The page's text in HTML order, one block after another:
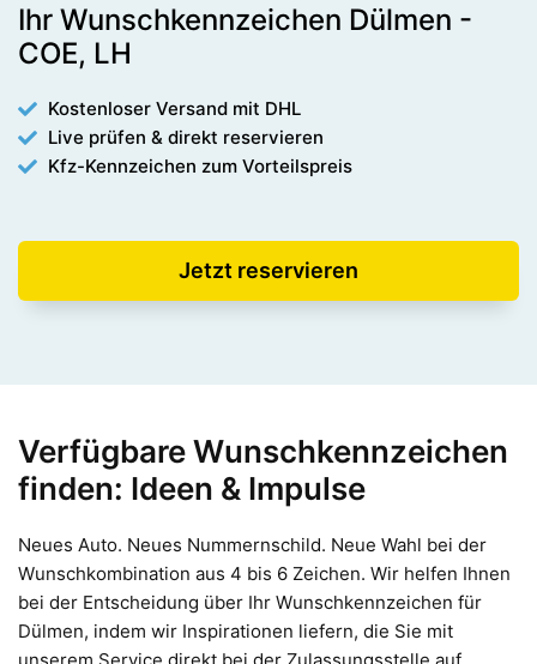
Ihr Wunschkennzeichen Dülmen -
COE, LH
Kostenloser Versand mit DHL
Live prüfen & direkt reservieren
Kfz-Kennzeichen zum Vorteilspreis
Jetzt reservieren
Verfügbare Wunschkennzeichen
finden: Ideen & Impulse
Neues Auto. Neues Nummernschild. Neue Wahl bei der
Wunschkombination aus 4 bis 6 Zeichen. Wir helfen Ihnen
bei der Entscheidung über Ihr Wunschkennzeichen für
Dülmen, indem wir Inspirationen liefern, die Sie mit
unserem Service direkt bei der Zulassungsstelle auf